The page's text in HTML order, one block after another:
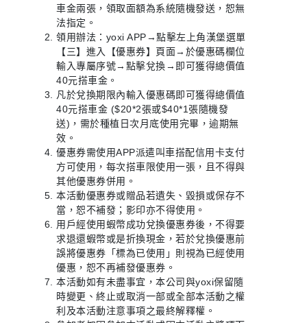
車金兩張，領取面額為系統隨機發送，恕無
法指定。
領用辦法：yoxi APP→點擊左上角漢堡選單
【三】進入【優惠券】頁面→於優惠碼欄位
輸入專屬序號→點擊兌換→即可獲得總價值
40元搭車金。
凡於兌換期限內輸入優惠碼即可獲得總價值
40元搭車金 ($20*2張或$40*1張隨機發
送)，需於種植日次月底使用完畢，逾期無
效。
優惠券需使用APP派遣叫車搭配信用卡支付
方可使用，每次搭車限使用一張，且不得與
其他優惠券併用。
本活動優惠券或贈品若遺失、毀損或保存不
當，恕不補發；影印亦不得使用。
用戶經使用蝦幣成功兌換優惠券後，不得要
求退還蝦幣或是折換現金，若於兌換優惠前
誤將優惠券「標為已使用」則視為已經使用
優惠，恕不再補發優惠券。
本活動如有未盡事宜，本公司與yoxi保留隨
時變更、終止或取消一部或全部本活動之權
利及本活動注意事項之最終解釋權。